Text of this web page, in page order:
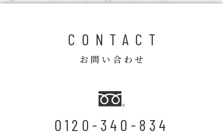
CONTACT
お問い合わせ
0120-340-834